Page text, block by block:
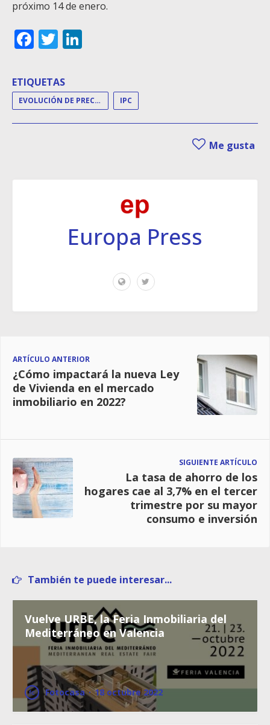
próximo 14 de enero.
Facebook
Twitter
ETIQUETAS
EVOLUCIÓN DE PRECIOS IPC
Me gusta
Europa Press
ARTÍCULO ANTERIOR
¿Cómo impactará la nueva Ley
de Vivienda en el mercado
inmobiliario en 2022?
SIGUIENTE ARTÍCULO
La tasa de ahorro de los
hogares cae al 3,7% en el tercer
trimestre por su mayor
consumo e inversión
También te puede interesar...
Vuelve URBE, la Feria Inmobiliaria del
Mediterráneo en Valencia
Fotocasa · 18 octubre 2022